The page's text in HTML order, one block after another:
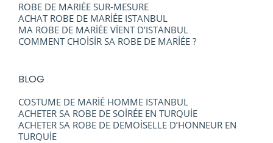
ROBE DE MARIÉE SUR-MESURE
ACHAT ROBE DE MARİÉE ISTANBUL
MA ROBE DE MARİÉE VİENT D’ISTANBUL
COMMENT CHOİSİR SA ROBE DE MARİÉE ?
BLOG
COSTUME DE MARİÉ HOMME ISTANBUL
ACHETER SA ROBE DE SOİRÉE EN TURQUİE
ACHETER SA ROBE DE DEMOİSELLE D’HONNEUR EN
TURQUİE